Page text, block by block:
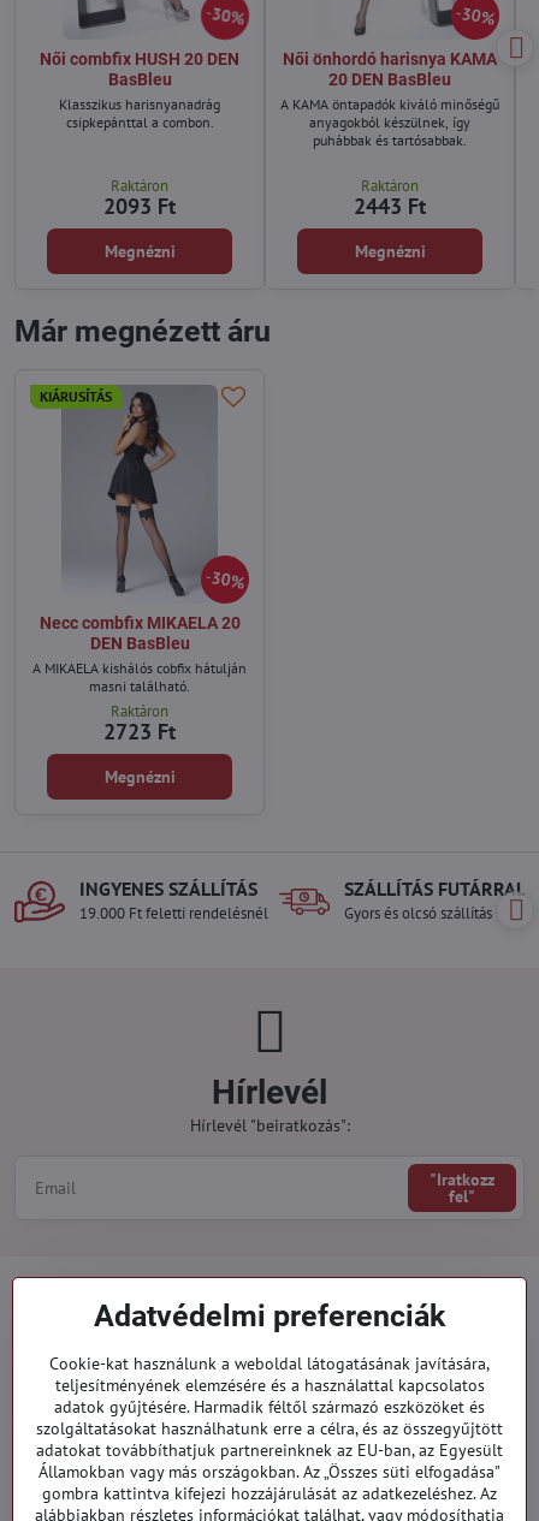
30%
Női combfix HUSH 20 DEN
BasBleu
Klasszikus harisnyanadrág
csipkepánttal a combon.
Raktáron
2093 Ft
Megnézni
30%
Női önhordó harisnya KAMA
20 DEN BasBleu
A KAMA öntapadók kiváló minőségű
anyagokból készülnek, így
puhábbak és tartósabbak.
Raktáron
2443 Ft
Megnézni
Már megnézett áru
30%
KIÁRUSÍTÁS
Necc combfix MIKAELA 20
DEN BasBleu
A MIKAELA kishálós cobfix hátulján
masni található.
Raktáron
2723 Ft
Megnézni
INGYENES SZÁLLÍTÁS
19.000 Ft feletti rendelésnél
SZÁLLÍTÁS FUTÁRRAL
Gyors és olcsó szállítás
Hírlevél
Hírlevél "beiratkozás":
"Iratkozz
fel"
Minden a vásárlásról
Megrendelések
Kategóriák
919 060 751
Hétfő - Péntek: 09:00 - 15:00 hod.
Adatvédelmi preferenciák
Cookie-kat használunk a weboldal látogatásának javítására,
teljesítményének elemzésére és a használattal kapcsolatos
adatok gyűjtésére. Harmadik féltől származó eszközöket és
szolgáltatásokat használhatunk erre a célra, és az összegyűjtött
adatokat továbbíthatjuk partnereinknek az EU-ban, az Egyesült
Államokban vagy más országokban. Az „Összes süti elfogadása"
gombra kattintva kifejezi hozzájárulását az adatkezeléshez. Az
alábbiakban részletes információkat találhat, vagy módosíthatja